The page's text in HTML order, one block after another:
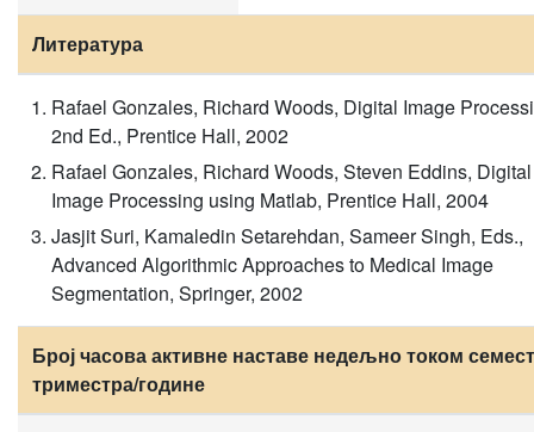
Литература
Rafael Gonzales, Richard Woods, Digital Image
2nd Ed., Prentice Hall, 2002
Rafael Gonzales, Richard Woods, Steven Eddins, Digital
Image Processing using Matlab, Prentice Hall, 2004
Jasjit Suri, Kamaledin Setarehdan, Sameer Singh, Eds.,
Advanced Algorithmic Approaches to Medical Image
Segmentation, Springer, 2002
Број часова активне наставе недељно током
триместра/године